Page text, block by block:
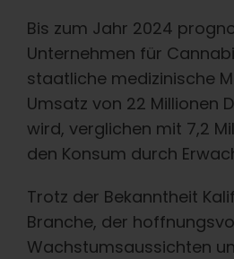
Bis zum Jahr 2024
Unternehmen für
staatliche medizinische
Umsatz von 22 Millionen
wird, verglichen mit 7,2
den Konsum durch
Trotz der Bekanntheit
Branche, der
Wachstumsaussichten